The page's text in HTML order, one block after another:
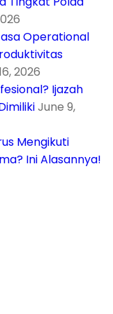
Operational
2026
Ijazah
June 9,
Mengikuti
Ini Alasannya!